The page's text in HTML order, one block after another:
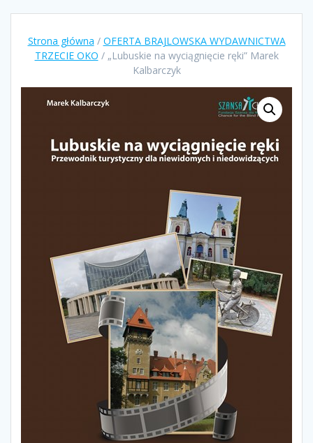
Strona główna / OFERTA BRAJLOWSKA WYDAWNICTWA
TRZECIE OKO / „Lubuskie na wyciągnięcie ręki” Marek
Kalbarczyk